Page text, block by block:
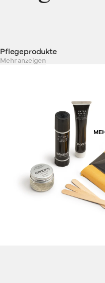
Pflegeprodukte
Mehr anzeigen